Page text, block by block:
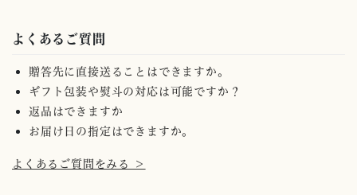
よくあるご質問
贈答先に直接送ることはできますか。
ギフト包装や熨斗の対応は可能ですか？
返品はできますか
お届け日の指定はできますか。
よくあるご質問をみる ＞